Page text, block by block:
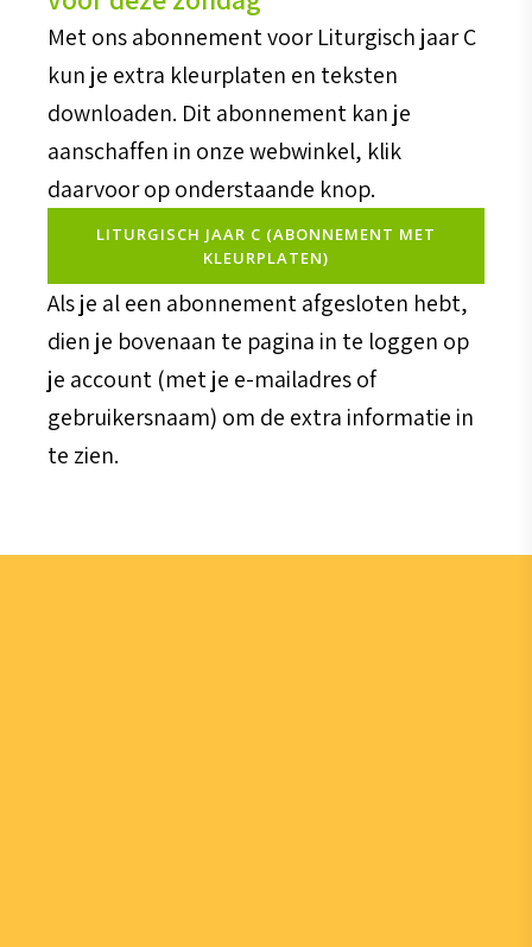
Met ons abonnement voor Liturgisch jaar C
kun je extra kleurplaten en teksten
downloaden. Dit abonnement kan je
aanschaffen in onze webwinkel, klik
daarvoor op onderstaande knop.
LITURGISCH JAAR C (ABONNEMENT MET
KLEURPLATEN)
Als je al een abonnement afgesloten hebt,
dien je bovenaan te pagina in te loggen op
je account (met je e-mailadres of
gebruikersnaam) om de extra informatie in
te zien.